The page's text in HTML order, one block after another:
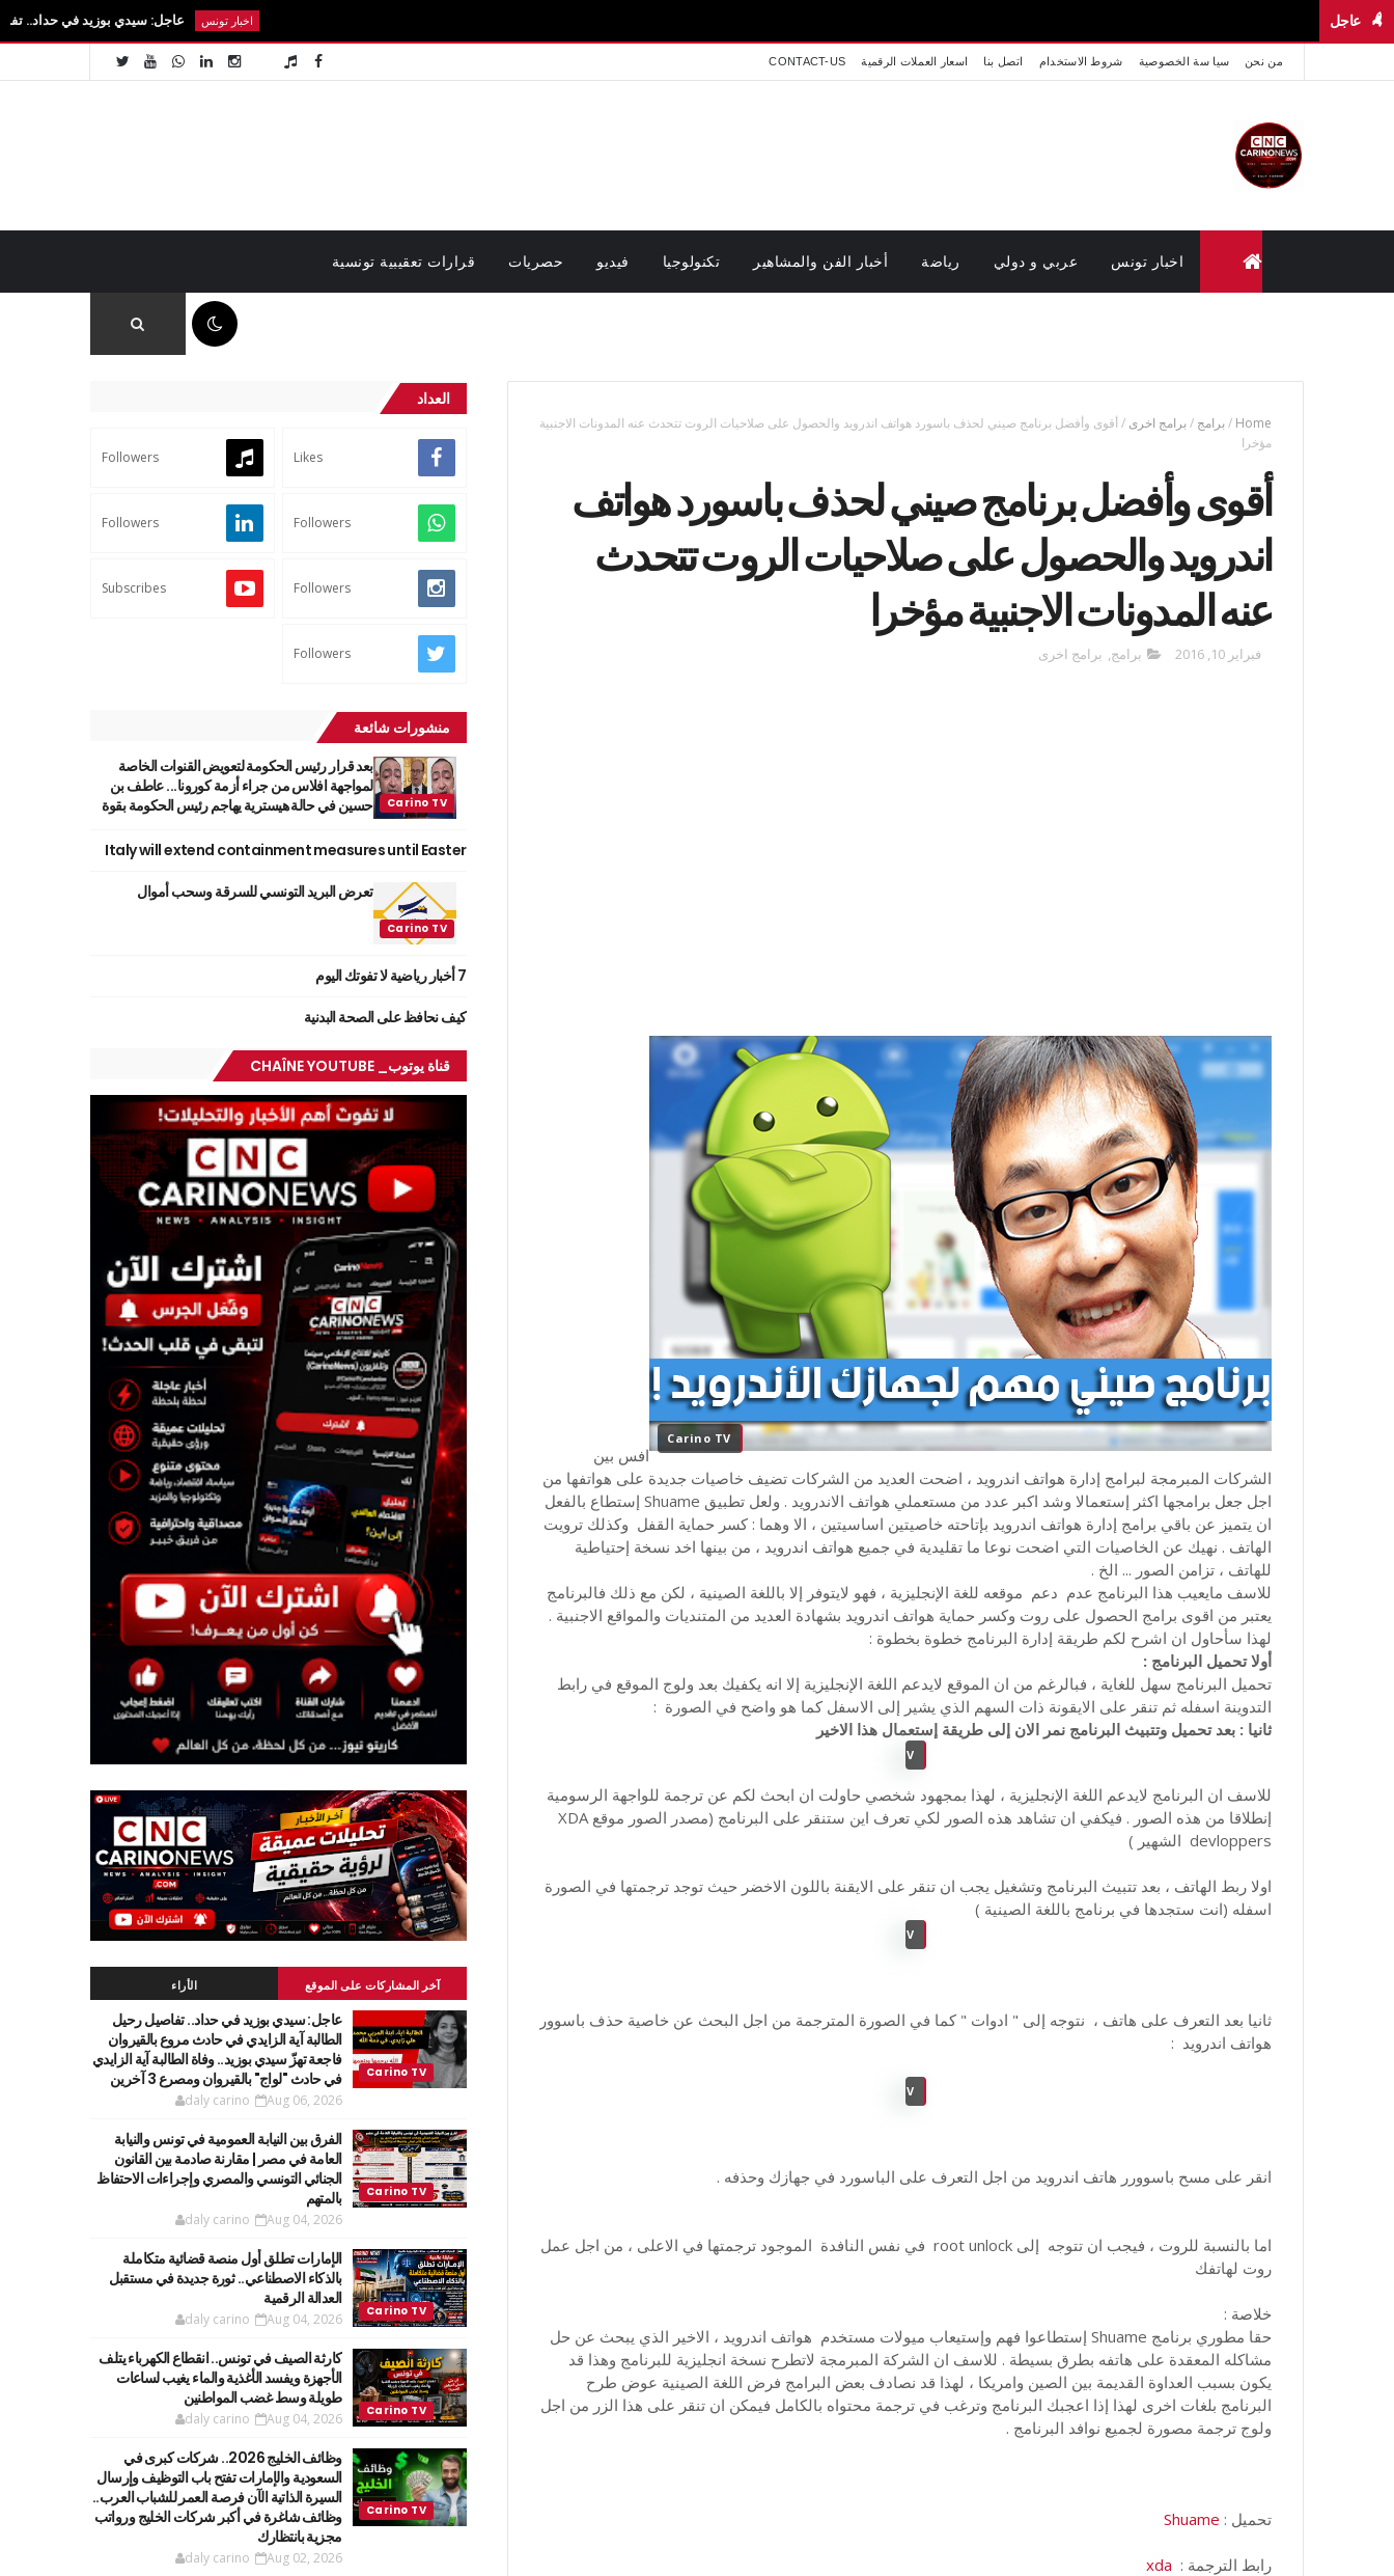
عاجل عاجل: سيدي بوزيد في حداد.. تفاصيل رحيل
من نحن سيا سة الخصوصية شروط الاستخدام اتصل بنا اسعار العملات الرقمية CONTACT-US
اخبار تونس عربي و دولي رياضة أخبار الفن والمشاهير تكنولوجيا فيديو حصريات قرارات تعقيبية تونسية
Home
/برامج /برامج اخرى / أقوى وأفضل برنامج صيني لحذف باسورد هواتف اندرويد والحصول على صلاحيات الروت تتحدث عنه المدونات الاجنبية
مؤخرا
أقوى وأفضل برنامج صيني لحذف باسورد هواتف
اندرويد والحصول على صلاحيات الروت تتحدث
عنه المدونات الاجنبية مؤخرا
فبراير 10, 2016 برامج, برامج اخرى
Carino TV
افس بين
الشركات المبرمجة لبرامج إدارة هواتف اندرويد ، اضحت العديد من الشركات تضيف خاصيات جديدة على هواتفها من
اجل جعل برامجها اكثر إستعمالا وشد اكبر عدد من مستعملي هواتف الاندرويد . ولعل تطبيق Shuame إستطاع بالفعل
ان يتميز عن باقي برامج إدارة هواتف اندرويد بإتاحته خاصيتين اساسيتين ، الا وهما : كسر حماية القفل وكذلك ترويت
الهاتف . نهيك عن الخاصيات التي اضحت نوعا ما تقليدية في جميع هواتف اندرويد ، من بينها اخد نسخة إحتياطية
للهاتف ، تزامن الصور ... الخ .
للاسف مايعيب هذا البرنامج عدم دعم موقعه للغة الإنجليزية ، فهو لايتوفر إلا باللغة الصينية ، لكن مع ذلك فالبرنامج
يعتبر من اقوى برامج الحصول على روت وكسر حماية هواتف اندرويد بشهادة العديد من المتنديات والمواقع الاجنبية .
لهذا سأحاول ان اشرح لكم طريقة إدارة البرنامج خطوة بخطوة :
أولا تحميل البرنامج :
تحميل البرنامج سهل للغاية ، فبالرغم من ان الموقع لايدعم اللغة الإنجليزية إلا انه يكفيك بعد ولوج الموقع في رابط
التدوينة اسفله ثم تنقر على الايقونة ذات السهم الذي يشير إلى الاسفل كما هو واضح في الصورة :
ثانيا : بعد تحميل وتتبيث البرنامج نمر الان إلى طريقة إستعمال هذا الاخير
Carino TV
للاسف ان البرنامج لايدعم اللغة الإنجليزية ، لهذا بمجهود شخصي حاولت ان ابحث لكم عن ترجمة للواجهة الرسومية
إنطلاقا من هذه الصور . فيكفي ان تشاهد هذه الصور لكي تعرف اين ستنقر على البرنامج (مصدر الصور موقع XDA
devloppers الشهير )
اولا ربط الهاتف ، بعد تتبيث البرنامج وتشغيل يجب ان تنقر على الايقنة باللون الاخضر حيث توجد ترجمتها في الصورة
اسفله (انت ستجدها في برنامج باللغة الصينية )
Carino TV
ثانيا بعد التعرف على هاتف ، نتوجه إلى " ادوات " كما في الصورة المترجمة من اجل البحث عن خاصية حذف باسوور
هواتف اندرويد :
Carino TV
انقر على مسح باسوورر هاتف اندرويد من اجل التعرف على الباسورد في جهازك وحذفه .
اما بالنسبة للروت ، فيجب ان تتوجه إلى root unlock في نفس النافدة الموجود ترجمتها في الاعلى ، من اجل عمل
روت لهاتفك
خلاصة :
حقا مطوري برنامج Shuame إستطاعوا فهم وإستيعاب ميولات مستخدم هواتف اندرويد ، الاخير الذي يبحث عن حل
مشاكله المعقدة على هاتفه بطرق بسيطة . للاسف ان الشركة المبرمجة لاتطرح نسخة انجليزية للبرنامج وهذا قد
يكون بسبب العداوة القديمة بين الصين وامريكا ، لهذا قد نصادف بعض البرامج فرض اللغة الصينية عوض طرح
البرنامج بلغات اخرى لهذا إذا اعجبك البرنامج وترغب في ترجمة محتواه بالكامل فيمكن ان تنقر على هذا الزر من اجل
ولوج ترجمة مصورة لجميع نوافد البرنامج .
تحميل : Shuame
رابط الترجمة : xda
العداد
Likes
Followers
Followers
Followers
Followers
Subscribes
Followers
منشورات شائعة
بعد قرار رئيس الحكومة لتعويض القنوات الخاصة
لمواجهة افلاس من جراء أزمة كورونا... عاطف بن
حسين في حالة هيسترية يهاجم رئيس الحكومة بقوة
Italy will extend containment measures until Easter
تعرض البريد التونسي للسرقة وسحب أموال
7 أخبار رياضية لا تفوتك اليوم
كيف نحافظ على الصحة البدنية
قناة يوتوب_ CHAÎNE YOUTUBE
آخر المشاركات على الموقع الأراء
عاجل: سيدي بوزيد في حداد.. تفاصيل رحيل
الطالبة آية الزايدي في حادث مروع بالقيروان
فاجعة تهزّ سيدي بوزيد.. وفاة الطالبة آية الزايدي
في حادث "لواج" بالقيروان ومصرع 3 آخرين
daly carino Aug 06, 2026
الفرق بين النيابة العمومية في تونس والنيابة
العامة في مصر | مقارنة صادمة بين القانون
الجنائي التونسي والمصري وإجراءات الاحتفاظ
بالمتهم
daly carino Aug 04, 2026
الإمارات تطلق أول منصة قضائية متكاملة
بالذكاء الاصطناعي.. ثورة جديدة في مستقبل
العدالة الرقمية
daly carino Aug 04, 2026
كارثة الصيف في تونس.. انقطاع الكهرباء يتلف
الأجهزة ويفسد الأغذية والماء يغيب لساعات
طويلة وسط غضب المواطنين
daly carino Aug 04, 2026
وظائف الخليج 2026.. شركات كبرى في
السعودية والإمارات تفتح باب التوظيف وإرسال
السيرة الذاتية الآن فرصة العمر للشباب العرب..
وظائف شاغرة في أكبر شركات الخليج ورواتب
مجزية بانتظارك
daly carino Aug 02, 2026